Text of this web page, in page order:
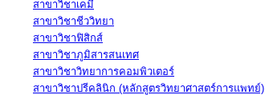
สาขาวิชาเคมี
สาขาวิชาชีววิทยา
สาขาวิชาฟิสิกส์
สาขาวิชาภูมิสารสนเทศ
สาขาวิชาวิทยาการคอมพิวเตอร์
สาขาวิชาปรีคลินิก (หลักสูตรวิทยาศาสตร์การแพทย์)